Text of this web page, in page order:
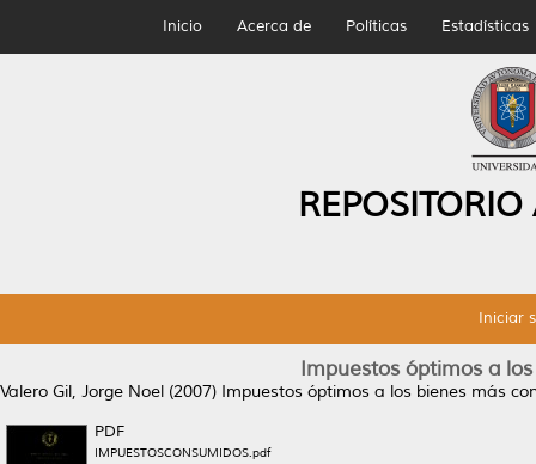
Inicio Acerca de Políticas Estadísticas
Iniciar
Impuestos óptimos a
Valero Gil, Jorge Noel (2007) Impuestos óptimos a los bienes más
PDF
IMPUESTOSCONSUMIDOS.pdf